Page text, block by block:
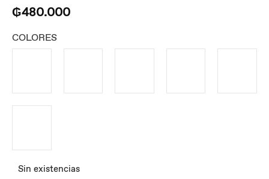
₲480.000
COLORES
Sin existencias